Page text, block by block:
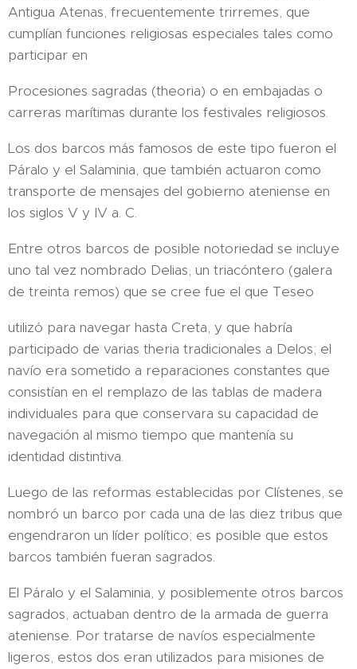
Antigua Atenas, frecuentemente trirremes, que
cumplían funciones religiosas especiales tales como
participar en
Procesiones sagradas (theoria) o en embajadas o
carreras marítimas durante los festivales religiosos.
Los dos barcos más famosos de este tipo fueron el
Páralo y el Salaminia, que también actuaron como
transporte de mensajes del gobierno ateniense en
los siglos V y IV a. C.
Entre otros barcos de posible notoriedad se incluye
uno tal vez nombrado Delias, un triacóntero (galera
de treinta remos) que se cree fue el que Teseo
utilizó para navegar hasta Creta, y que habría
participado de varias theria tradicionales a Delos; el
navío era sometido a reparaciones constantes que
consistían en el remplazo de las tablas de madera
individuales para que conservara su capacidad de
navegación al mismo tiempo que mantenía su
identidad distintiva.
Luego de las reformas establecidas por Clístenes, se
nombró un barco por cada una de las diez tribus que
engendraron un líder político; es posible que estos
barcos también fueran sagrados.
El Páralo y el Salaminia, y posiblemente otros barcos
sagrados, actuaban dentro de la armada de guerra
ateniense. Por tratarse de navíos especialmente
ligeros, estos dos eran utilizados para misiones de